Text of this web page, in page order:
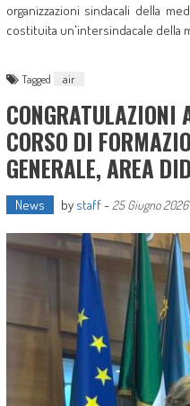
organizzazioni sindacali della
costituita un'intersindacale della
Tagged air
CORSO DI
GENERALE, AREA
News by staff- 25 Giugno 2026